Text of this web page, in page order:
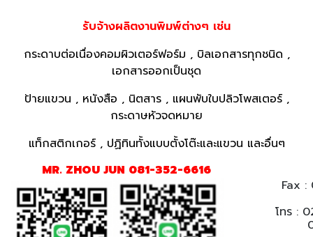
รับจ้างผลิตงานพิมพ์ต่างๆ เช่น
กระดาบต่อเนื่องคอมผิวเตอร์ฟอร์ม , บิลเอกสารทุกชนิด ,
เอกสารออกเป็นชุด
ป้ายแขวน , หนังสือ , นิตสาร , แผนพับใบปลิวโพสเตอร์ ,
กระดาษหัวจดหมาย
แท็กสติกเกอร์ , ปฏิทินทั้งแบบตั้งโต๊ะและแขวน และอื่นๆ
MR. ZHOU JUN 081-352-6616
Fax
โทร :
02-